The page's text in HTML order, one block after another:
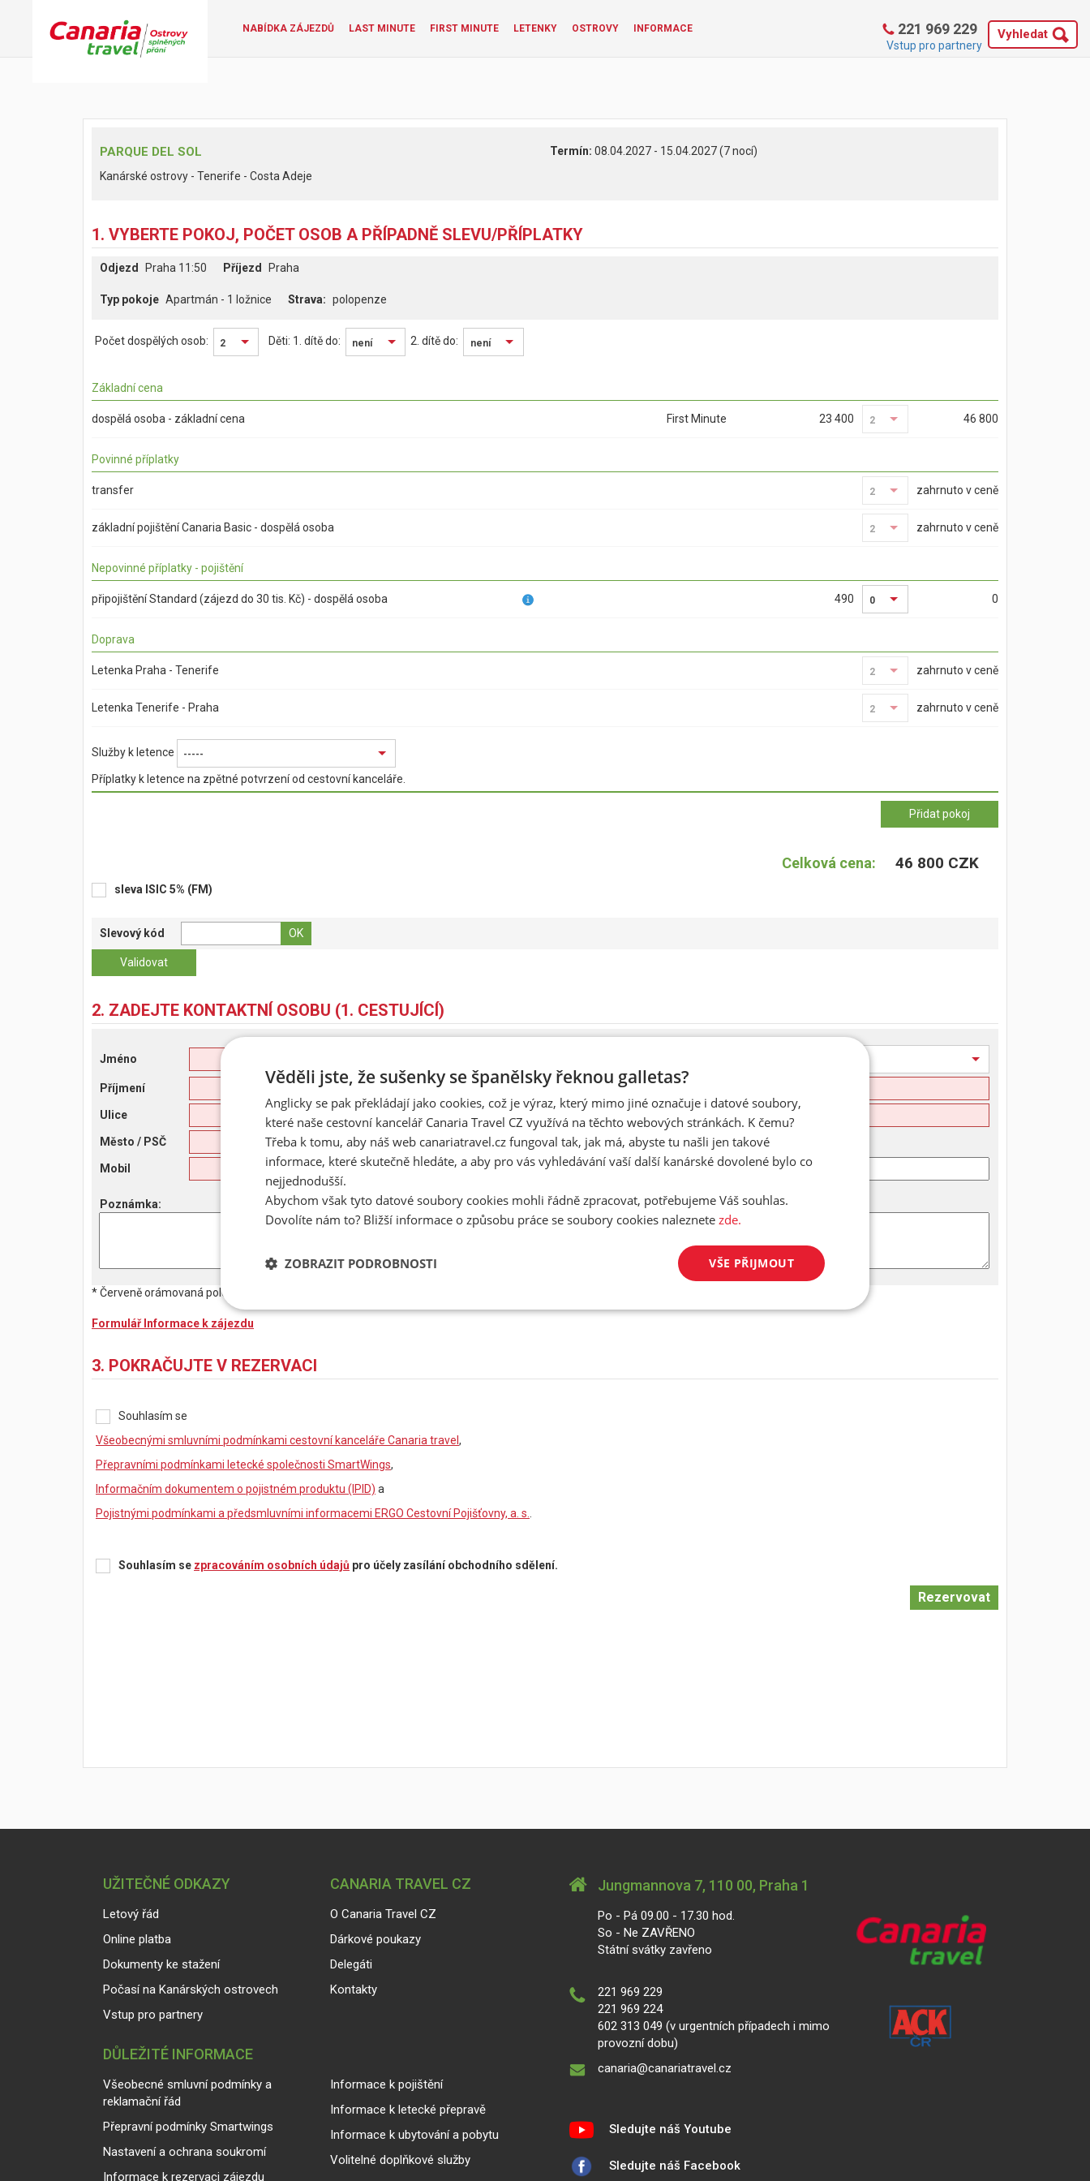
NABÍDKA ZÁJEZDŮ LAST MINUTE FIRST MINUTE LETENKY OSTROVY INFORMACE 221 969 229 Vyhledat
Vstup pro partnery
PARQUE DEL SOL
Kanárské ostrovy - Tenerife - Costa Adeje
Termín: 08.04.2027 - 15.04.2027 (7 nocí)
1. VYBERTE POKOJ, POČET OSOB A PŘÍPADNĚ SLEVU/PŘÍPLATKY
Odjezd Praha 11:50 Příjezd Praha
Typ pokoje Apartmán - 1 ložnice polopenze
Počet dospělých osob: 2 Děti: 1. dítě do: není 2. dítě do: není
Základní cena
dospělá osoba - základní cena First Minute 23 400 2
2 46 800
Povinné příplatky
transfer 2
2 zahrnuto v ceně
základní pojištění Canaria Basic - dospělá osoba 2
2 zahrnuto v ceně
Nepovinné příplatky - pojištění
připojištění Standard (zájezd do 30 tis. Kč) - dospělá osoba 490 0 0
Doprava
Letenka Praha - Tenerife 2
2 zahrnuto v ceně
Letenka Tenerife - Praha 2
2 zahrnuto v ceně
Služby k letence -----
Příplatky k letence na zpětné potvrzení od cestovní kanceláře.
Celková cena: 46 800 CZK
sleva ISIC 5% (FM)
Slevový kód
2. ZADEJTE KONTAKTNÍ OSOBU (1. CESTUJÍCÍ)
Jméno
Příjmení Datum narození
Ulice E-Mail
Město / PSČ /
Mobil Telefon
Poznámka:
* Červeně orámovaná pole jsou povinná. Bez jejich vyplnění nelze pokračovat v rezervaci!
Formulář Informace k zájezdu
3. POKRAČUJTE V REZERVACI
Souhlasím se
Všeobecnými smluvními podmínkami cestovní kanceláře Canaria travel ,
Přepravními podmínkami letecké společnosti SmartWings,
Informačním dokumentem o pojistném produktu (IPID) a
Pojistnými podmínkami a předsmluvními informacemi ERGO Cestovní Pojišťovny, a. s.
Souhlasím se zpracováním osobních údajů pro účely zasílání obchodního sdělení.
UŽITEČNÉ ODKAZY
Letový řád
Online platba
Dokumenty ke stažení
Počasí na Kanárských ostrovech
Vstup pro partnery
CANARIA TRAVEL CZ
O Canaria Travel CZ
Dárkové poukazy
Delegáti
Kontakty
DŮLEŽITÉ INFORMACE
Všeobecné smluvní podmínky a
reklamační řád
Přepravní podmínky Smartwings
Nastavení a ochrana soukromí
Informace k rezervaci zájezdu
Informace k pojištění
Informace k letecké přepravě
Informace k ubytování a pobytu
Volitelné doplňkové služby
Jungmannova 7, 110 00, Praha 1
Po - Pá 09.00 - 17.30 hod.
So - Ne ZAVŘENO
Státní svátky zavřeno
221 969 229
221 969 224
602 313 049 (v urgentních případech i mimo
provozní dobu)
canaria@canariatravel.cz
Sledujte náš Youtube
Sledujte náš Facebook
Věděli jste, že sušenky se španělsky řeknou galletas?
Anglicky se pak překládají jako cookies, což je výraz, který mimo jiné označuje i datové soubory,
které naše cestovní kancelář Canaria Travel CZ využívá na těchto webových stránkách. K čemu?
Třeba k tomu, aby náš web canariatravel.cz fungoval tak, jak má, abyste tu našli jen takové
informace, které skutečně hledáte, a aby pro vás vyhledávání vaší další kanárské dovolené bylo co
nejjednodušší.
Abychom však tyto datové soubory cookies mohli řádně zpracovat, potřebujeme Váš souhlas.
Dovolíte nám to? Bližší informace o způsobu práce se soubory cookies naleznete zde.
VŠE PŘIJMOUT
ZOBRAZIT PODROBNOSTI